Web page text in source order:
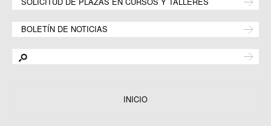
BOLETÍN DE NOTICIAS
INICIO